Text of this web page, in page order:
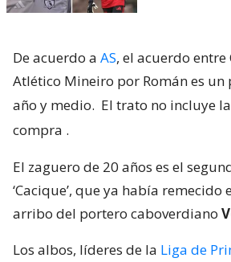
De acuerdo a AS, el acuerdo entre
Atlético Mineiro por Román es
año y medio. El trato no incluye
compra .
El zaguero de 20 años es el
‘Cacique’, que ya había remecido
arribo del portero caboverdiano
Los albos, líderes de la Liga de